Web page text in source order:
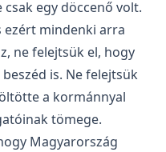
egy döccenő volt.
ezért mindenki arra
ne felejtsük el, hogy
is. Ne felejtsük
a kormánnyal
tömege.
Magyarország